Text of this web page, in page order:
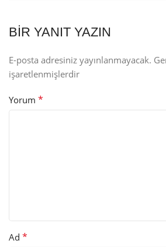
BIR YANIT YAZIN
E-posta adresiniz yayınlanmayacak.
işaretlenmişlerdir
Yorum *
Ad *